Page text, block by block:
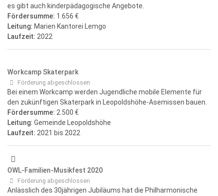
es gibt auch kinderpädagogische Angebote.
Fördersumme: 1.656 €
Leitung: Marien Kantorei Lemgo
Laufzeit: 2022
Workcamp Skaterpark
Förderung abgeschlossen
Bei einem Workcamp werden Jugendliche mobile Elemente für
den zukünftigen Skaterpark in Leopoldshöhe-Asemissen bauen.
Fördersumme: 2.500 €
Leitung: Gemeinde Leopoldshöhe
Laufzeit: 2021 bis 2022
OWL-Familien-Musikfest 2020
Förderung abgeschlossen
Anlässlich des 30jährigen Jubiläums hat die Philharmonische